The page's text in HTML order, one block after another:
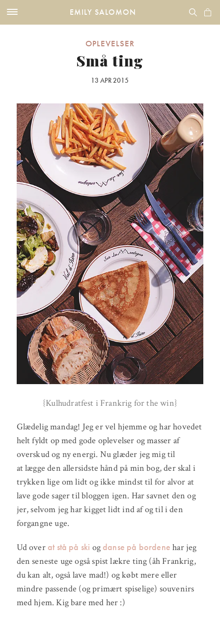
EMILY SALOMON
OPLEVELSER
Små ting
13 APR 2015
{Kulhudratfest i Frankrig for the win}
Glædelig mandag! Jeg er vel hjemme og har hovedet
helt fyldt op med gode oplevelser og masser af
overskud og ny energi. Nu glæder jeg mig til
at lægge den allersidste hånd på min bog, der skal i
trykken lige om lidt og ikke mindst til for alvor at
lave gode sager til bloggen igen. Har savnet den og
jer, selvom jeg har kigget lidt ind af og til i den
forgangne uge.
Ud over at stå på ski og danse på bordene har jeg
den seneste uge også spist lækre ting (åh Frankrig,
du kan alt, også lave mad!) og købt mere eller
mindre passende (og primært spiselige) souvenirs
med hjem. Kig bare med her :)